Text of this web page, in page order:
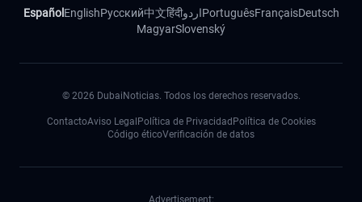
Español EnglishРусский中文हिंदीاردوPortuguêsFrançaisDeutsch
MagyarSlovenský
© 2026 DubaiNoticias. Todos los derechos reservados.
ContactoAviso Legal Política de Privacidad Política de Cookies
Código éticoVerificación de datos
Advertisement: